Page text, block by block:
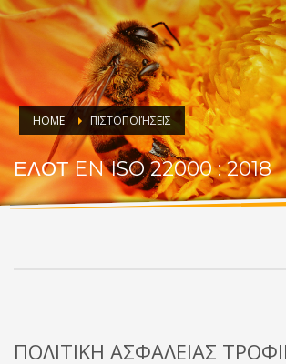
HOME ΠΙΣΤΟΠΟΙΉΣΕΙΣ
ΕΛΟΤ EN ISO 22000 : 2018
ΠΟΛΙΤΙΚΗ ΑΣΦΑΛΕΙΑΣ